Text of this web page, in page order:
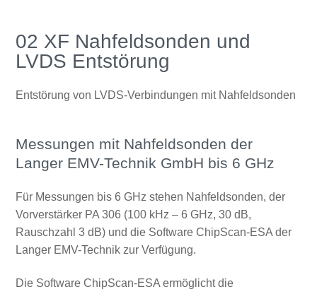
02 XF Nahfeldsonden und
LVDS Entstörung
Entstörung von LVDS-Verbindungen mit Nahfeldsonden
Messungen mit Nahfeldsonden der
Langer EMV-Technik GmbH bis 6 GHz
Für Messungen bis 6 GHz stehen Nahfeldsonden, der
Vorverstärker PA 306 (100 kHz – 6 GHz, 30 dB,
Rauschzahl 3 dB) und die Software ChipScan-ESA der
Langer EMV-Technik zur Verfügung.
Die Software ChipScan-ESA ermöglicht die